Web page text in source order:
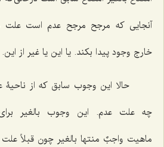
آنجایی که مرجح مرجح عدم است علت
خارج وجود پیدا بکند. یا این یا غیر از این.
حالا این وجوب سابق که از
چه علت عدم. این وجوب بالغیر
ماهیت واجبٌ منتها بالغیر چون قبلاً